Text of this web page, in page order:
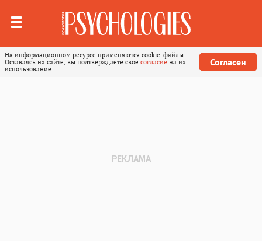
На информационном ресурсе применяются cookie-файлы.
Оставаясь на сайте, вы подтверждаете свое согласие на их
использование.
Согласен